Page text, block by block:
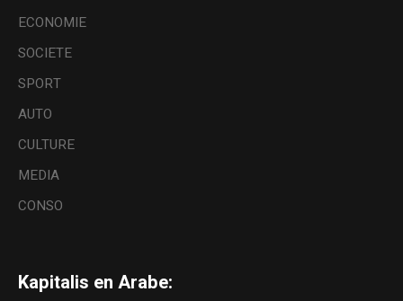
ECONOMIE
SOCIETE
SPORT
AUTO
CULTURE
MEDIA
CONSO
Kapitalis en Arabe: